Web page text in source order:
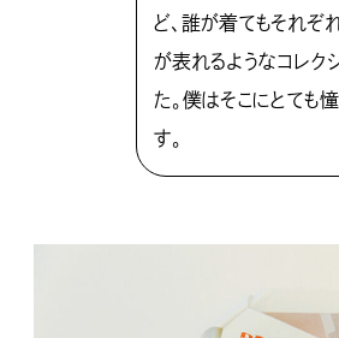
ど、誰が着てもそれぞ
が表れるようなコレク
た。僕はそこにとても
す。